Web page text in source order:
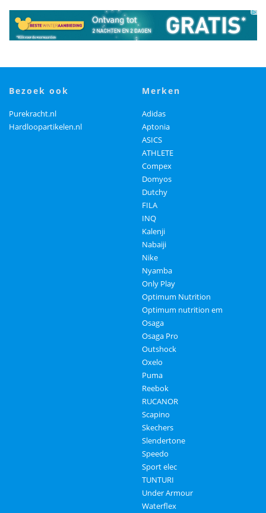
bezoek ook
Purekracht.nl
Hardloopartikelen.nl
merken
Adidas
Aptonia
ASICS
ATHLETE
Compex
Domyos
Dutchy
FILA
INQ
Kalenji
Nabaiji
Nike
Nyamba
Only Play
Optimum Nutrition
Optimum nutrition em
Osaga
Osaga Pro
Outshock
Oxelo
Puma
Reebok
RUCANOR
Scapino
Skechers
Slendertone
Speedo
Sport elec
TUNTURI
Under Armour
Waterflex